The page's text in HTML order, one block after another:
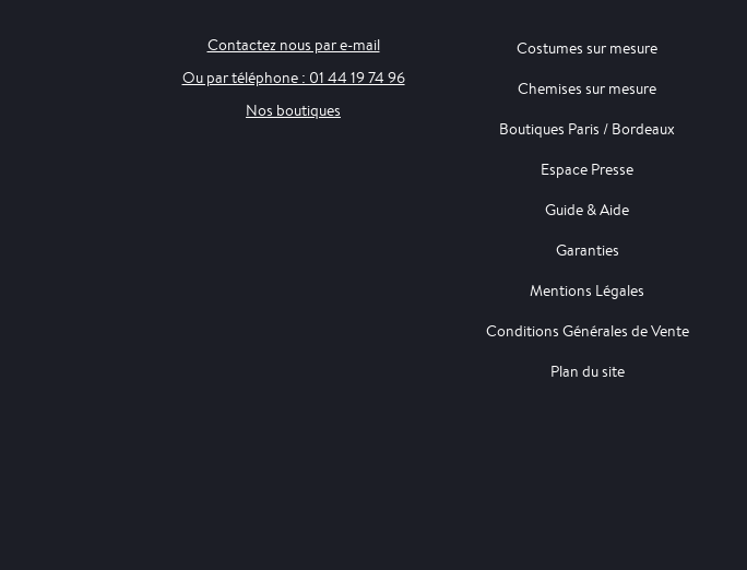
Contactez nous par e-mail
Ou par téléphone : 01 44 19 74 96
Nos boutiques
Costumes sur mesure
Chemises sur mesure
Boutiques Paris / Bordeaux
Espace Presse
Guide & Aide
Garanties
Mentions Légales
Conditions Générales de Vente
Plan du site